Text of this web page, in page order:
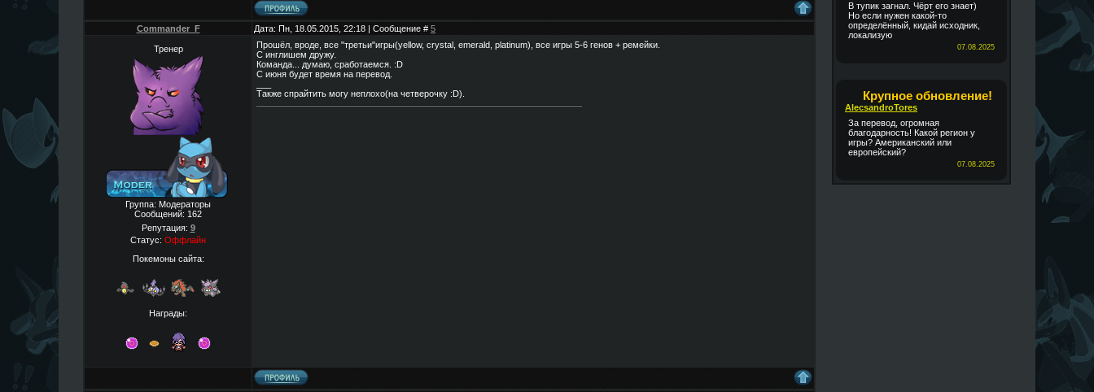
В тупик загнал. Чёрт его знает)
Но если нужен какой-то
определённый, кидай исходник,
локализую
07.08.2025
Крупное обновление!
AlecsandroTores
За перевод, огромная
благодарность! Какой регион у
игры? Американский или
европейский?
07.08.2025
Commander_F Дата: Пн, 18.05.2015, 22:18 | Сообщение # 5
Тренер
Группа: Модераторы
Сообщений: 162
Репутация: 9
Статус: Оффлайн
Покемоны сайта:
Награды:
Прошёл, вроде, все "третьи"игры(yellow, crystal, emerald, platinum), все игры 5-6 генов + ремейки.
С инглишем дружу.
Команда... думаю, сработаемся. :D
С июня будет время на перевод.
Также спрайтить могу неплохо(на четверочку :D).